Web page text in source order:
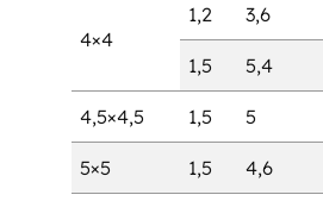
4×4
1,2 3,6
1,5 5,4
4,5×4,5 1,5 5
5×5 1,5 4,6